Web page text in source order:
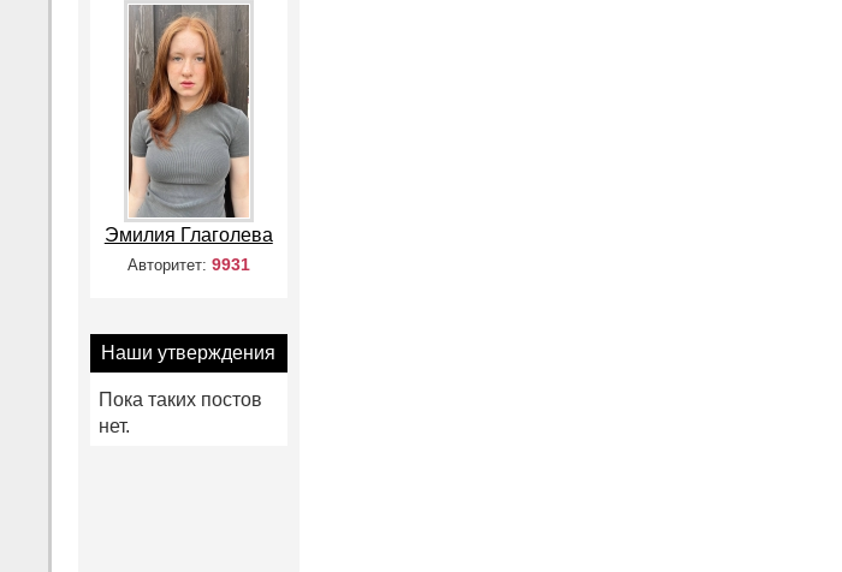
Эмилия Глаголева
Авторитет: 9931
Наши утверждения
Пока таких постов
нет.